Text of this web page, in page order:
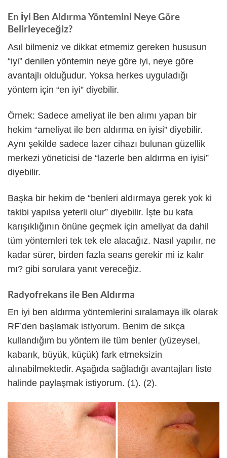
En İyi Ben Aldırma Yöntemini Neye Göre
Belirleyeceğiz?
Asıl bilmeniz ve dikkat etmemiz gereken hususun
“iyi” denilen yöntemin neye göre iyi, neye göre
avantajlı olduğudur. Yoksa herkes uyguladığı
yöntem için “en iyi” diyebilir.
Örnek: Sadece ameliyat ile ben alımı yapan bir
hekim “ameliyat ile ben aldırma en iyisi” diyebilir.
Aynı şekilde sadece lazer cihazı bulunan güzellik
merkezi yöneticisi de “lazerle ben aldırma en iyisi”
diyebilir.
Başka bir hekim de “benleri aldırmaya gerek yok ki
takibi yapılsa yeterli olur” diyebilir. İşte bu kafa
karışıklığının önüne geçmek için ameliyat da dahil
tüm yöntemleri tek tek ele alacağız. Nasıl yapılır, ne
kadar sürer, birden fazla seans gerekir mi iz kalır
mı? gibi sorulara yanıt vereceğiz.
Radyofrekans ile Ben Aldırma
En iyi ben aldırma yöntemlerini sıralamaya ilk olarak
RF’den başlamak istiyorum. Benim de sıkça
kullandığım bu yöntem ile tüm benler (yüzeysel,
kabarık, büyük, küçük) fark etmeksizin
alınabilmektedir. Aşağıda sağladığı avantajları liste
halinde paylaşmak istiyorum. (1). (2).